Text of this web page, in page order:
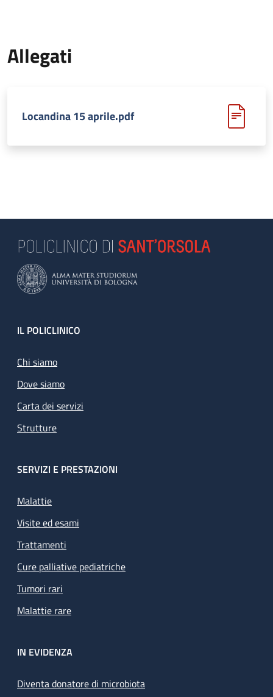
Allegati
Locandina 15 aprile.pdf
Footer
IL POLICLINICO
Chi siamo
Dove siamo
Carta dei servizi
Strutture
SERVIZI E PRESTAZIONI
Malattie
Visite ed esami
Trattamenti
Cure palliative pediatriche
Tumori rari
Malattie rare
IN EVIDENZA
Diventa donatore di microbiota